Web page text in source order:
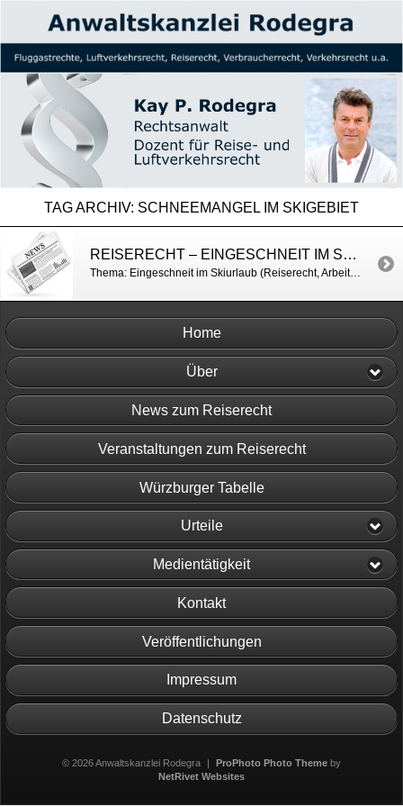
TAG ARCHIV: SCHNEEMANGEL IM SKIGEBIET
REISERECHT – EINGESCHNEIT IM SKIURLAUB / BILD
Thema: Eingeschneit im Skiurlaub (Reiserecht, Arbeitsrecht) http://www.bild.de/reise/europa/schnee/schneechaos-oesterreich-was-muss-ich-wissen-34501916.bild.html
Home
Über
News zum Reiserecht
Veranstaltungen zum Reiserecht
Würzburger Tabelle
Urteile
Medientätigkeit
Kontakt
Veröffentlichungen
Impressum
Datenschutz
© 2026 Anwaltskanzlei Rodegra | ProPhoto Photo Themeby
NetRivet Websites